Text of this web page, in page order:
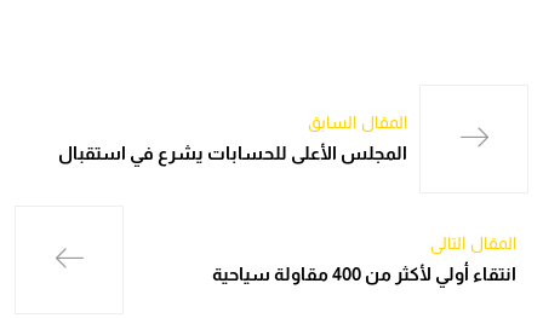
المقال السابق
المجلس الأعلى للحسابات يشرع في استقبال
المقال التالي
انتقاء أولي لأكثر من 400 مقاولة سياحية